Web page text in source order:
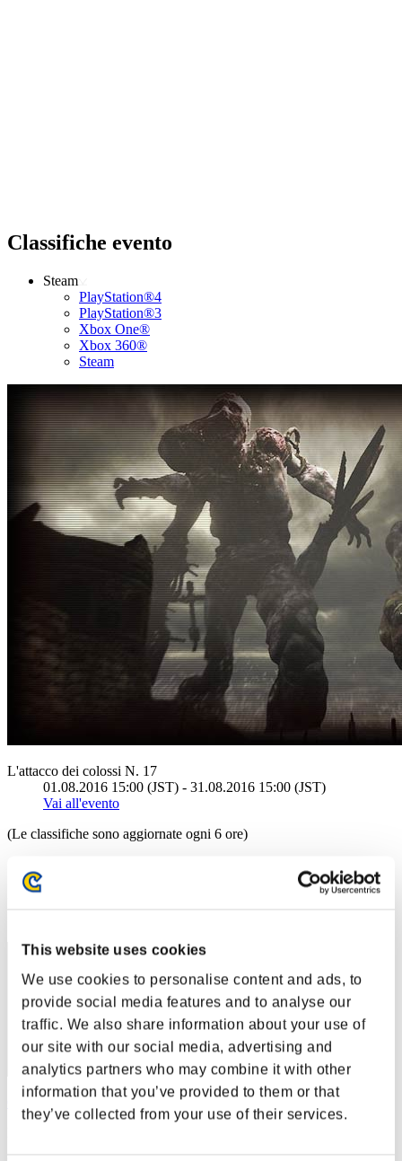
This website uses cookies
We use cookies to personalise content and ads, to
provide social media features and to analyse our
traffic. We also share information about your use of
our site with our social media, advertising and
analytics partners who may combine it with other
information that you’ve provided to them or that
they’ve collected from your use of their services.
Classifiche evento
Steam
PlayStation®4
PlayStation®3
Xbox One®
Xbox 360®
Steam
L'attacco dei colossi N. 17
01.08.2016 15:00 (JST) - 31.08.2016 15:00 (JST)
Vai all'evento
(Le classifiche sono aggiornate ogni 6 ore)
Classifiche
Centurion